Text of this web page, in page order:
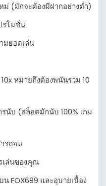
(มักจะต้องมีฝากอย่างต่ำ)
รโมชั่น
มยอดเล่น
หมายถึงต้องพนันรวม 10
นับ (สล็อตมักนับ 100% เกม
รถอน
เล่นของคุณ
FOX689 และอุบายเบื้อง